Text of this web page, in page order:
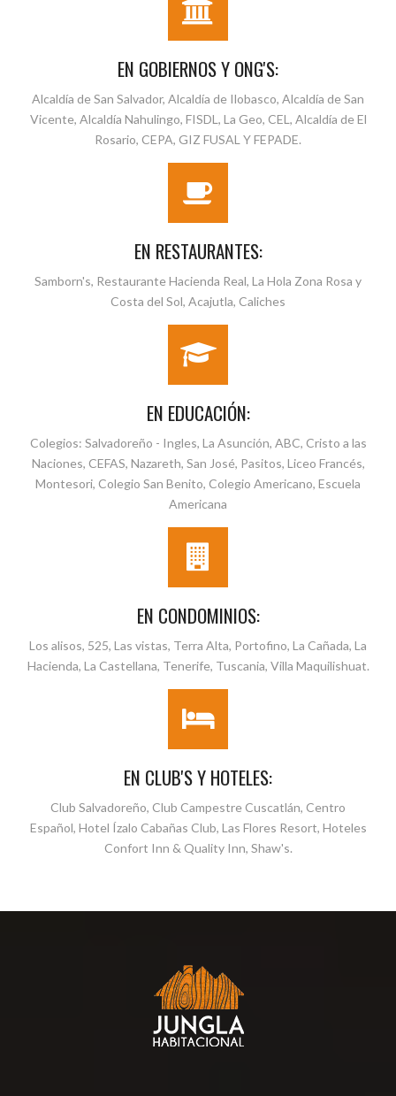
EN GOBIERNOS Y ONG'S:
Alcaldía de San Salvador, Alcaldía de Ilobasco, Alcaldía de San
Vicente, Alcaldía Nahulingo, FISDL, La Geo, CEL, Alcaldía de El
Rosario, CEPA, GIZ FUSAL Y FEPADE.
EN RESTAURANTES:
Samborn's, Restaurante Hacienda Real, La Hola Zona Rosa y
Costa del Sol, Acajutla, Caliches
EN EDUCACIÓN:
Colegios: Salvadoreño - Ingles, La Asunción, ABC, Cristo a las
Naciones, CEFAS, Nazareth, San José, Pasitos, Liceo Francés,
Montesori, Colegio San Benito, Colegio Americano, Escuela
Americana
EN CONDOMINIOS:
Los alisos, 525, Las vistas, Terra Alta, Portofino, La Cañada, La
Hacienda, La Castellana, Tenerife, Tuscania, Villa Maquilishuat.
EN CLUB'S Y HOTELES:
Club Salvadoreño, Club Campestre Cuscatlán, Centro
Español, Hotel Ízalo Cabañas Club, Las Flores Resort, Hoteles
Confort Inn & Quality Inn, Shaw's.